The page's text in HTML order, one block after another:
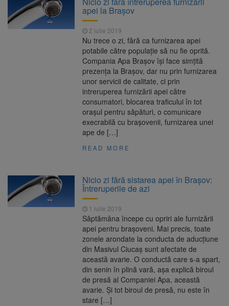
Nivelul Dunării a început să crească
8 august 2026
Asociația Română pentru
Iluminat cere reducerea luminii pe timpul
nopții, nu oprirea iluminatului public
Trafic blocat pe DN1E Brașov
– Poiana Brașov după un accident. Două
persoane primesc îngrijiri medicale
Se schimbă examenul de
medic specialist. Subiecte unice în toată țara,
aceeași oră și același barem
apei la Brașov
2 iulie 2019
Nu trece o zi, fără ca furnizarea apei
potabile către populație să nu fie oprită.
Compania Apa Brașov își face simțită
prezența la Brașov, dar nu prin furnizarea
unor servicii de calitate, ci prin
intreruperea furnizării apei către
consumatori, blocarea traficului în tot
orașul pentru săpături, o comunicare
execrabilă cu brașovenii, furnizarea unei
ape de […]
READ MORE
Nicio zi fără sistarea apei în Brașov:
Întreruperile de azi
1 iulie 2019
Săptămâna începe cu opriri ale furnizării
apei pentru brașoveni. Mai precis, toate
zonele arondate la conducta de aducțiune
din Masivul Ciucaș sunt afectate de
această avarie. O conductă care s-a spart,
din senin în plină vară, așa explică biroul
de presă al Companiei Apa, această
avarie. Și tot biroul de presă, nu este în
stare […]